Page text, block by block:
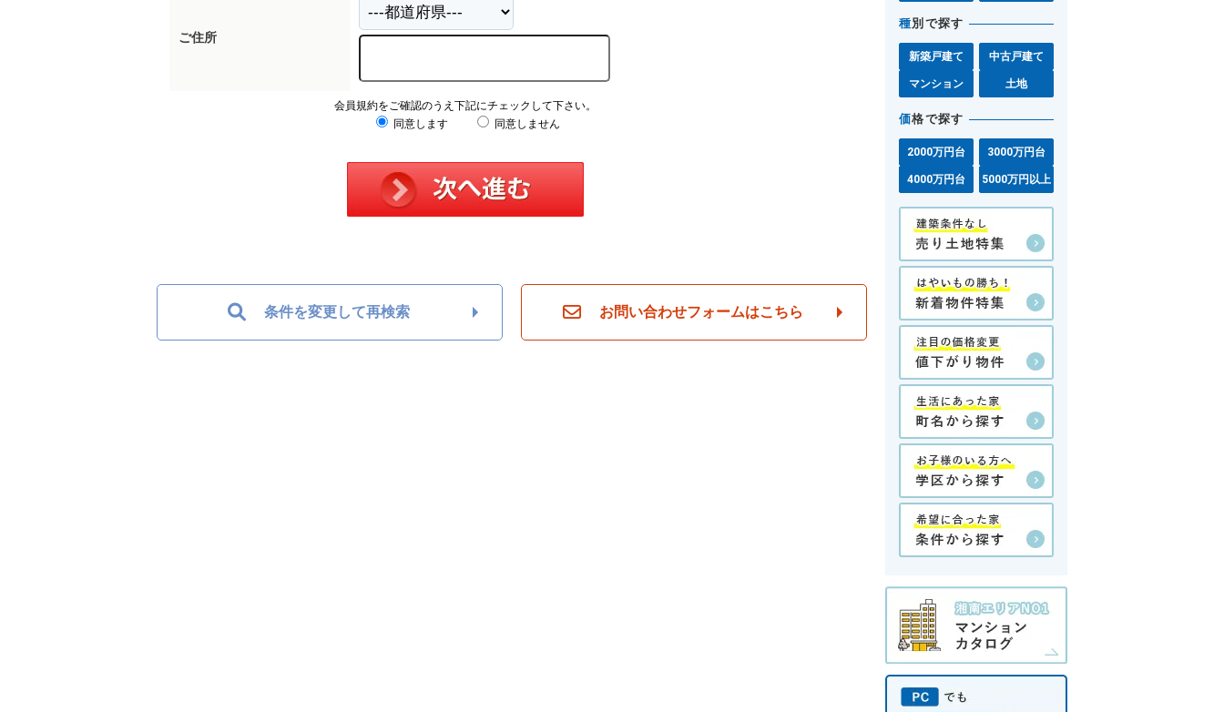
ご住所
会員規約をご確認のうえ下記にチェックして下さい。
同意します
同意しません
条件を変更して再検索 お問い合わせフォームはこちら
種別で探す
新築戸建て 中古戸建て
マンション 土地
価格で探す
2000万円台 3000万円台
4000万円台 5000万円以上